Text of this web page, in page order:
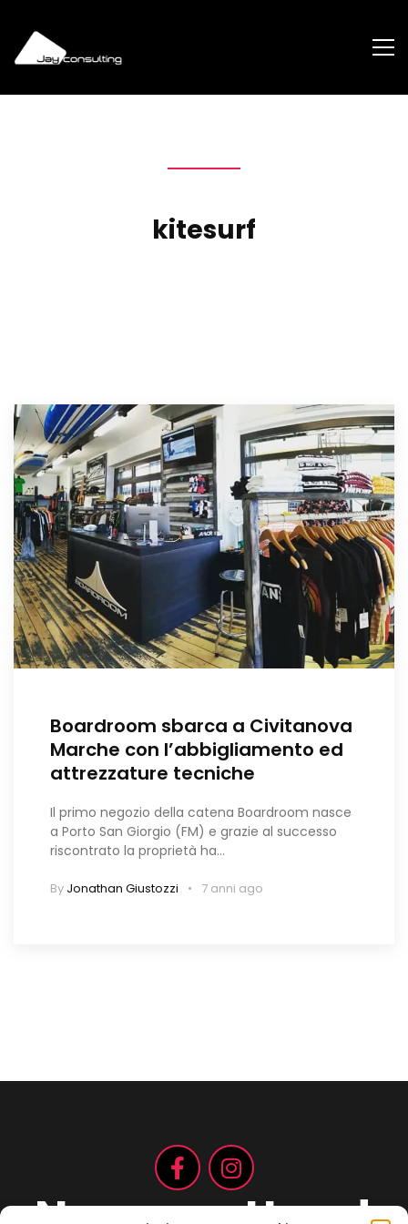
kitesurf
Boardroom sbarca a Civitanova
Marche con l’abbigliamento ed
attrezzature tecniche
Il primo negozio della catena Boardroom nasce
a Porto San Giorgio (FM) e grazie al successo
riscontrato la proprietà ha…
By Jonathan Giustozzi 7 anni ago